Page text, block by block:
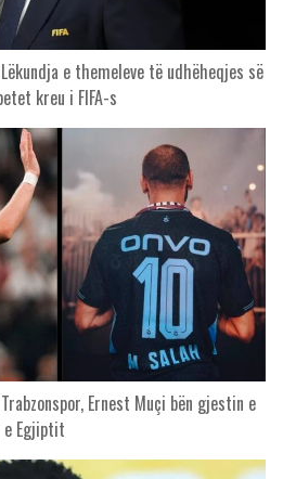
e themeleve të udhëheqjes së
kreu i FIFA-s
Ernest Muçi bën gjestin e
Egjiptit